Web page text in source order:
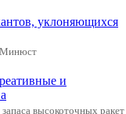
уклоняющихся
Минюст
и
высокоточных ракет